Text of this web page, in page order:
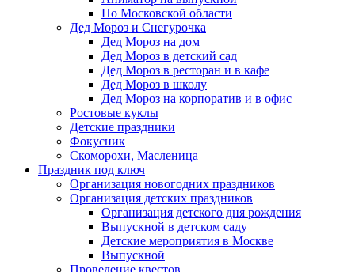
По Московской области
Дед Мороз и Снегурочка
Дед Мороз на дом
Дед Мороз в детский сад
Дед Мороз в ресторан и в кафе
Дед Мороз в школу
Дед Мороз на корпоратив и в офис
Ростовые куклы
Детские праздники
Фокусник
Скоморохи, Масленица
Праздник под ключ
Организация новогодних праздников
Организация детских праздников
Организация детского дня рождения
Выпускной в детском саду
Детские мероприятия в Москве
Выпускной
Проведение квестов